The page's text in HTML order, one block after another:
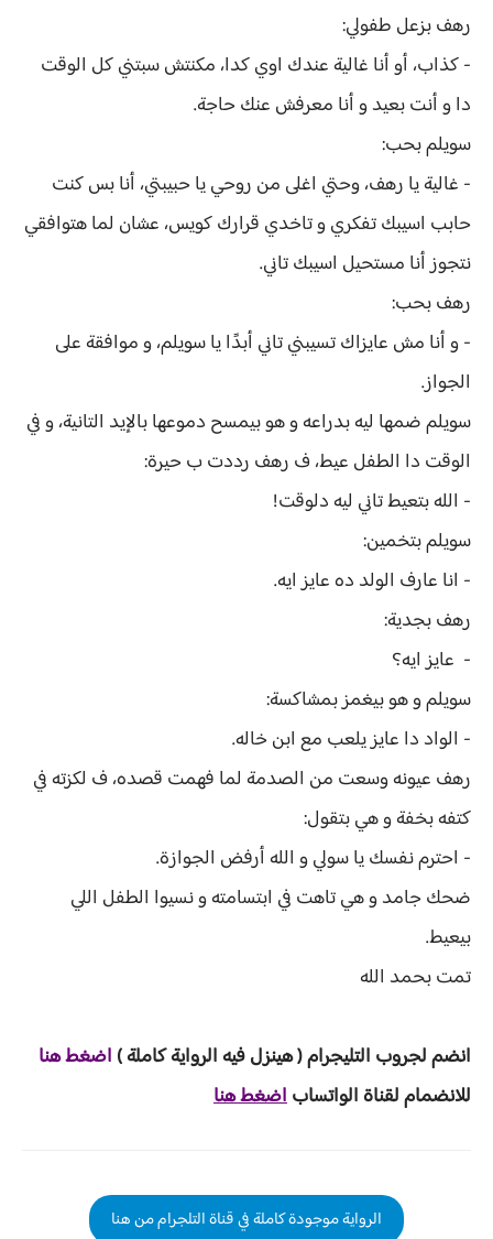
رهف بزعل طفولي:
- كذاب، أو أنا غالية عندك اوي كدا، مكنتش سبتني كل الوقت
دا و أنت بعيد و أنا معرفش عنك حاجة.
سويلم بحب:
- غالية يا رهف، وحتي اغلى من روحي يا حبيبتي، أنا بس كنت
حابب اسيبك تفكري و تاخدي قرارك كويس، عشان لما هتوافقي
نتجوز أنا مستحيل اسيبك تاني.
رهف بحب:
- و أنا مش عايزاك تسيبني تاني أبدًا يا سويلم، و موافقة على
الجواز.
سويلم ضمها ليه بدراعه و هو بيمسح دموعها بالإيد التانية، و في
الوقت دا الطفل عيط، ف رهف رددت ب حيرة:
- الله بتعيط تاني ليه دلوقت!
سويلم بتخمين:
- انا عارف الولد ده عايز ايه.
رهف بجدية:
- عايز ايه؟
سويلم و هو بيغمز بمشاكسة:
- الواد دا عايز يلعب مع ابن خاله.
رهف عيونه وسعت من الصدمة لما فهمت قصده، ف لكزته في
كتفه بخفة و هي بتقول:
- احترم نفسك يا سولي و الله أرفض الجوازة.
ضحك جامد و هي تاهت في ابتسامته و نسيوا الطفل اللي
بيعيط.
تمت بحمد الله
انضم لجروب التليجرام ( هينزل فيه الرواية كاملة ) اضغط هنا
للانضمام لقناة الواتساباضغط هنا
الرواية موجودة كاملة في قناة التلجرام من هنا